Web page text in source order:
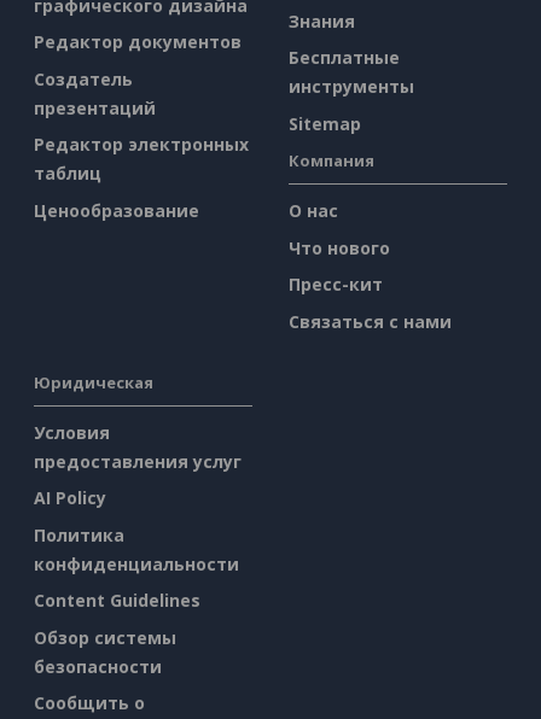
графического дизайна
Редактор документов
Создатель
презентаций
Редактор электронных
таблиц
Ценообразование
Знания
Бесплатные
инструменты
Sitemap
Компания
О нас
Что нового
Пресс-кит
Связаться с нами
Юридическая
Условия
предоставления услуг
AI Policy
Политика
конфиденциальности
Content Guidelines
Обзор системы
безопасности
Сообщить о